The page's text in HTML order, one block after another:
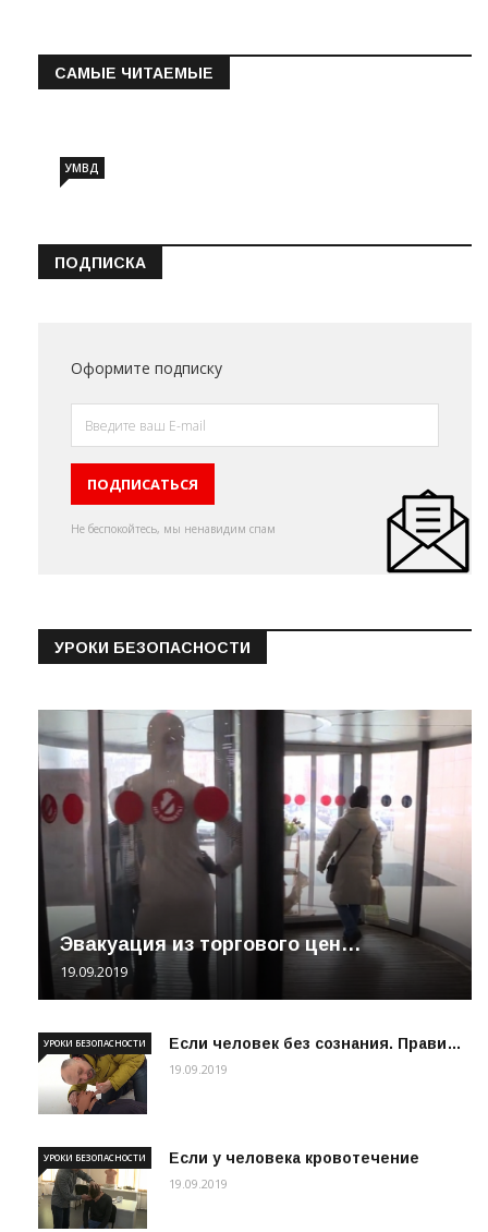
САМЫЕ ЧИТАЕМЫЕ
УМВД
ПОДПИСКА
Оформите подписку
Не беспокойтесь, мы ненавидим спам
УРОКИ БЕЗОПАСНОСТИ
Эвакуация из торгового цен…
19.09.2019
Если человек без сознания. Прави…
УРОКИ БЕЗОПАСНОСТИ
19.09.2019
Если у человека кровотечение
УРОКИ БЕЗОПАСНОСТИ
19.09.2019